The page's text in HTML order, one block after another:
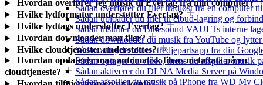
Sådan overfører du filer trådløst fra en computer
Sådan uploader du filer til cloud-lagring og
Sådan tilslutter du Bluesound VAULTs interne
Sådan downloader du musik fra YouTube og
Sådan afbryder du en tredjepartsapp fra din
Sådan optager du video, mens du afspiller musik
Sådan aktiverer du DLNA Media Server på
Sådan afspiller du musik på iPhone fra WD My
Hvordan overfører jeg musik til Evertag fra min computer?
Hvilke lydformater understøtter Evertag?
Hvilke lydtags understøtter Evertag?
Hvordan downloader man filer?
Hvilke cloudtjenester understøttes?
Hvordan opdaterer man automatisk filens metadata på en
cloudtjeneste?